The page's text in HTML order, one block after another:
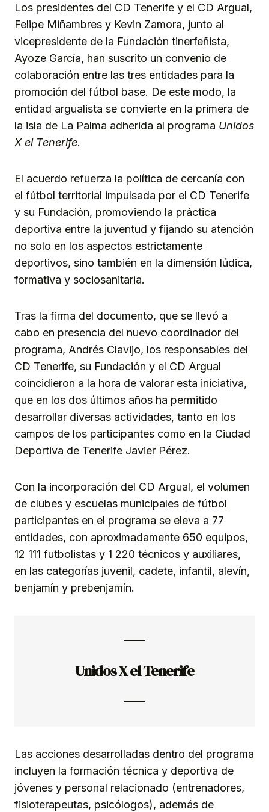
Los presidentes del CD Tenerife y el CD Argual,
Felipe Miñambres y Kevin Zamora, junto al
vicepresidente de la Fundación tinerfeñista,
Ayoze García, han suscrito un convenio de
colaboración entre las tres entidades para la
promoción del fútbol base. De este modo, la
entidad argualista se convierte en la primera de
la isla de La Palma adherida al programa Unidos
X el Tenerife.
El acuerdo refuerza la política de cercanía con
el fútbol territorial impulsada por el CD Tenerife
y su Fundación, promoviendo la práctica
deportiva entre la juventud y fijando su atención
no solo en los aspectos estrictamente
deportivos, sino también en la dimensión lúdica,
formativa y sociosanitaria.
Tras la firma del documento, que se llevó a
cabo en presencia del nuevo coordinador del
programa, Andrés Clavijo, los responsables del
CD Tenerife, su Fundación y el CD Argual
coincidieron a la hora de valorar esta iniciativa,
que en los dos últimos años ha permitido
desarrollar diversas actividades, tanto en los
campos de los participantes como en la Ciudad
Deportiva de Tenerife Javier Pérez.
Con la incorporación del CD Argual, el volumen
de clubes y escuelas municipales de fútbol
participantes en el programa se eleva a 77
entidades, con aproximadamente 650 equipos,
12 111 futbolistas y 1 220 técnicos y auxiliares,
en las categorías juvenil, cadete, infantil, alevín,
benjamín y prebenjamín.
Unidos X el Tenerife
Las acciones desarrolladas dentro del programa
incluyen la formación técnica y deportiva de
jóvenes y personal relacionado (entrenadores,
fisioterapeutas, psicólogos), además de